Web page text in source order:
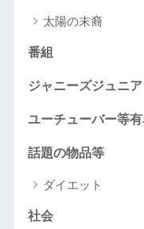
太陽の末裔
番組
ジャニーズジュニア
ユーチューバー等有
話題の物品等
ダイエット
社会